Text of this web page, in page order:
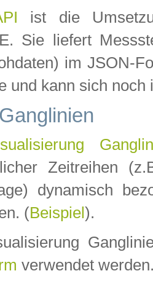
ist die
Sie liefert
im JSON-
und kann sich noch
Zeitreihen
dynamisch
(Beispiel ).
verwendet